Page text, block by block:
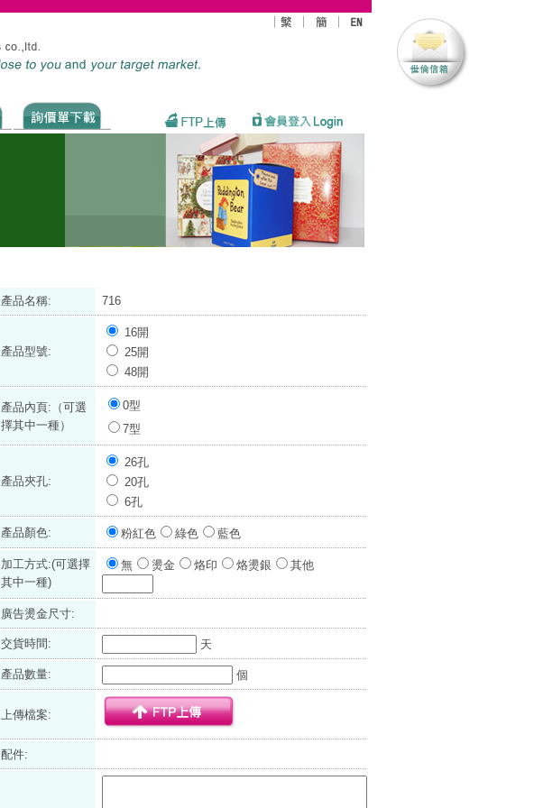
產品名稱: 716
產品型號:
16開
25開
48開
產品內頁:（可選
擇其中一種）
0型
7型
產品夾孔:
26孔
20孔
6孔
產品顏色: 粉紅色 綠色 藍色
加工方式:(可選擇
其中一種)
無 燙金 烙印 烙燙銀 其他
廣告燙金尺寸:
交貨時間: 天
產品數量: 個
上傳檔案:
配件: